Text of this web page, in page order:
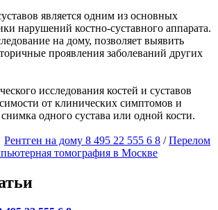
является одним из основных
нарушений костно-суставного аппарата.
на дому, позволяет выявить
проявления заболеваний других
исследования костей и суставов
от клинических симптомов и
одного сустава или одной кости.
Рентген на дому 8 495 22 555 6 8 /Перелом
томография в Москве